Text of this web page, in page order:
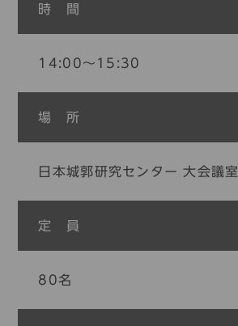
時 間
14:00〜15:30
場 所
日本城郭研究センター 大会議室
定 員
80名